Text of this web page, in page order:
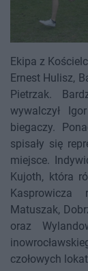
Ekipa z
Ernest Hulisz,
Pietrzak.
wywalczył
biegaczy.
spisały się
miejsce.
Kujoth, która
Kasprowicza
Matuszak,
oraz
czołowych